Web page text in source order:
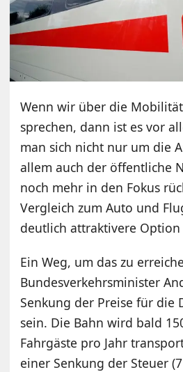
Wenn wir über die
sprechen, dann ist es vor
man sich nicht nur um die
allem auch der öffentliche
noch mehr in den Fokus
Vergleich zum Auto und
deutlich attraktivere
Ein Weg, um das zu
Bundesverkehrsminister
Senkung der Preise für die
sein. Die Bahn wird bald
Fahrgäste pro Jahr
einer Senkung der Steuer